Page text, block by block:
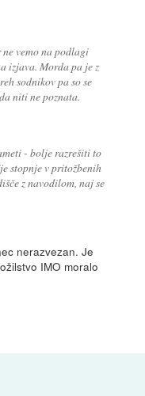
vemo na podlagi
izjava. Morda pa je z
sodnikov pa so se
niti ne poznata.
- bolje razrešiti to
stopnje v pritožbenih
z navodilom, naj se
nerazvezan. Je
IMO moralo